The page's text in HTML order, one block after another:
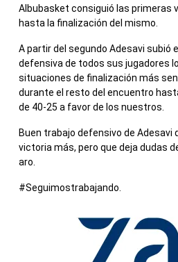
Albubasket consiguió las primeras
hasta la finalización del mismo.
A partir del segundo Adesavi subió
defensiva de todos sus jugadores
situaciones de finalización más
durante el resto del encuentro
de 40-25 a favor de los nuestros.
Buen trabajo defensivo de Adesavi
victoria más, pero que deja dudas
aro.
#Seguimostrabajando.